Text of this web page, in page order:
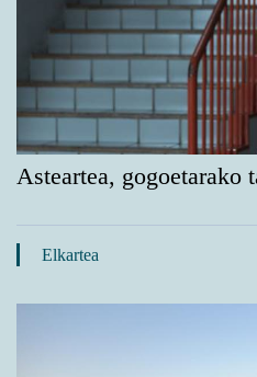
Asteartea, gogoetarako
Elkartea